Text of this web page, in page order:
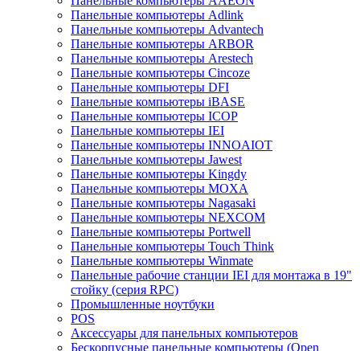
Панельные компьютеры Adlink
Панельные компьютеры Advantech
Панельные компьютеры ARBOR
Панельные компьютеры Arestech
Панельные компьютеры Cincoze
Панельные компьютеры DFI
Панельные компьютеры iBASE
Панельные компьютеры ICOP
Панельные компьютеры IEI
Панельные компьютеры INNOAIOT
Панельные компьютеры Jawest
Панельные компьютеры Kingdy
Панельные компьютеры MOXA
Панельные компьютеры Nagasaki
Панельные компьютеры NEXCOM
Панельные компьютеры Portwell
Панельные компьютеры Touch Think
Панельные компьютеры Winmate
Панельные рабочие станции IEI для монтажа в 19"
стойку (серия RPC)
Промышленные ноутбуки
POS
Аксессуары для панельных компьютеров
Бескорпусные панельные компьютеры (Open